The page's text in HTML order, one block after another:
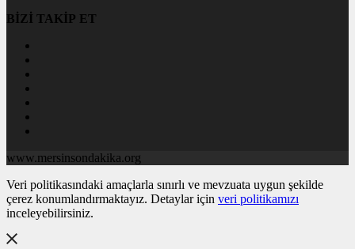
BİZİ TAKİP ET
www.mersinsondakika.org
Veri politikasındaki amaçlarla sınırlı ve mevzuata uygun şekilde
çerez konumlandırmaktayız. Detaylar için veri politikamızı
inceleyebilirsiniz.